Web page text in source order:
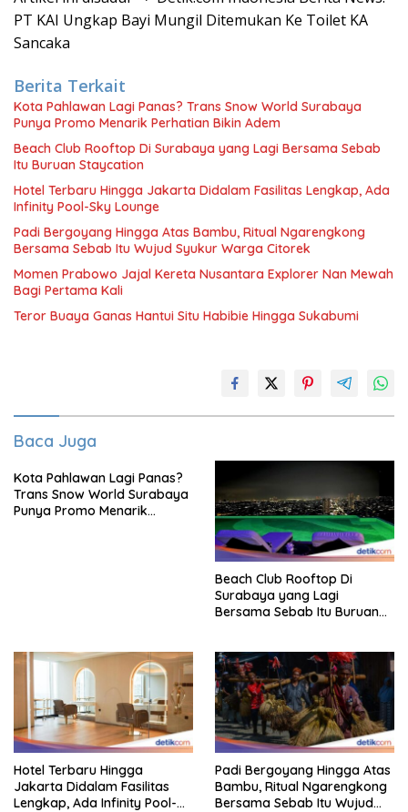
PT KAI Ungkap Bayi Mungil Ditemukan Ke Toilet KA
Sancaka
Berita Terkait
Kota Pahlawan Lagi Panas? Trans Snow World Surabaya
Punya Promo Menarik Perhatian Bikin Adem
Beach Club Rooftop Di Surabaya yang Lagi Bersama Sebab
Itu Buruan Staycation
Hotel Terbaru Hingga Jakarta Didalam Fasilitas Lengkap, Ada
Infinity Pool-Sky Lounge
Padi Bergoyang Hingga Atas Bambu, Ritual Ngarengkong
Bersama Sebab Itu Wujud Syukur Warga Citorek
Momen Prabowo Jajal Kereta Nusantara Explorer Nan Mewah
Bagi Pertama Kali
Teror Buaya Ganas Hantui Situ Habibie Hingga Sukabumi
Baca Juga
Kota Pahlawan Lagi Panas?
Trans Snow World Surabaya
Punya Promo Menarik
Beach Club Rooftop Di
Surabaya yang Lagi
Bersama Sebab Itu Buruan
Hotel Terbaru Hingga
Jakarta Didalam Fasilitas
Lengkap, Ada Infinity Pool-
Padi Bergoyang Hingga Atas
Bambu, Ritual Ngarengkong
Bersama Sebab Itu Wujud